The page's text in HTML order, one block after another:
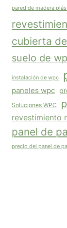
pared de madera
cubierta
suelo de
instalación de wpc
paneles wpc
Soluciones WPC
revestimiento
panel de
precio del panel de